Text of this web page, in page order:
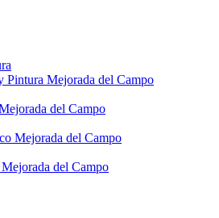
Pintura Mejorada del Campo
del Campo
Mejorada del Campo
del Campo